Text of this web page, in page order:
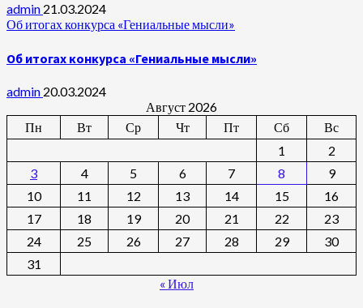
admin 21.03.2024
Об итогах конкурса «Гениальные мысли»
Об итогах конкурса «Гениальные мысли»
admin 20.03.2024
Август 2026
Пн
Вт Ср Чт Пт Сб
Вс
1
2
3
4 5 6 7 8
9
10
11 12 13 14 15
16
17
18 19 20 21 22
23
24
25 26 27 28 29
30
31
« Июл